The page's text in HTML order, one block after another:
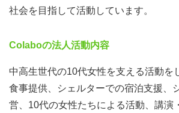
社会を目指して活動しています。
Colaboの法人活動内容
中高生世代の10代女性を支える活動を
食事提供、シェルターでの宿泊支援、
営、10代の女性たちによる活動、講演